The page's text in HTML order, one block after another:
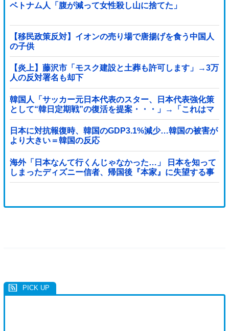
ベトナム人「腹が減って女性殺し山に捨てた」
【移民政策反対】イオンの売り場で唐揚げを食う中国人
の子供
【炎上】藤沢市「モスク建設と土葬も許可します」→3万
人の反対署名も却下
韓国人「サッカー元日本代表のスター、日本代表強化策
として“韓日定期戦”の復活を提案・・・」→「これはマ
ジで良いと思う」「今すぐやったらガチでボコられるだ
ろうね 10年後にやらないか？」「やめてくれ、勝っても
負けても後味が悪い」
日本に対抗報復時、韓国のGDP3.1%減少…韓国の被害が
より大きい＝韓国の反応
海外「日本なんて行くんじゃなかった…」 日本を知って
しまったディズニー信者、帰国後『本家』に失望する事
態に